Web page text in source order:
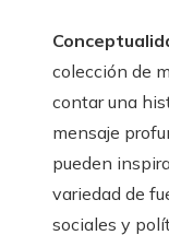
colección de
contar una
mensaje
pueden
variedad de
sociales y